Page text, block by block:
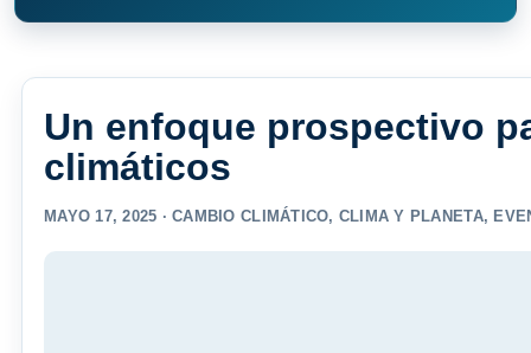
Un enfoque prospectivo
climáticos
MAYO 17, 2025 ·CAMBIO CLIMÁTICO, CLIMA Y PLANETA,